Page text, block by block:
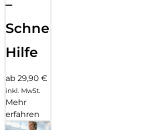
–
Schnelle
Hilfe
ab 29,90 €
inkl. MwSt.
Mehr
erfahren